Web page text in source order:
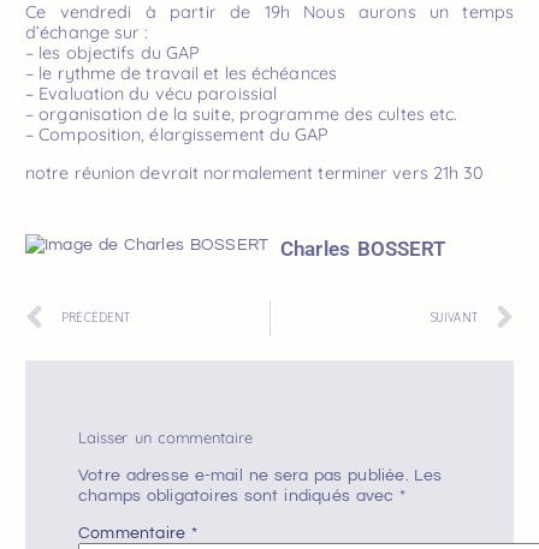
Ce vendredi à partir de 19h Nous aurons un temps
d’échange sur :
– les objectifs du GAP
– le rythme de travail et les échéances
– Evaluation du vécu paroissial
– organisation de la suite, programme des cultes etc.
– Composition, élargissement du GAP
notre réunion devrait normalement terminer vers 21h 30
Charles BOSSERT
PRÉCÉDENT SUIVANT
Laisser un commentaire
Votre adresse e-mail ne sera pas publiée. Les
champs obligatoires sont indiqués avec *
Commentaire *